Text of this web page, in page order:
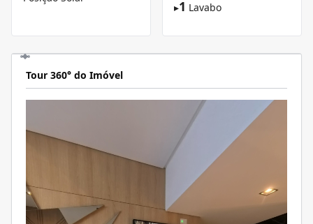
▸1 Lavabo
Tour 360° do Imóvel